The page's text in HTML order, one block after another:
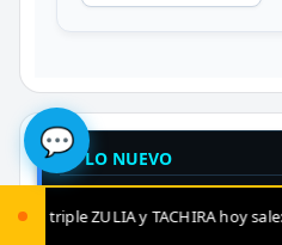
hoy sale: LOTERIA al 8621
🔥 LO NUEVO
📝PRONÓSTICOS VIP
💬